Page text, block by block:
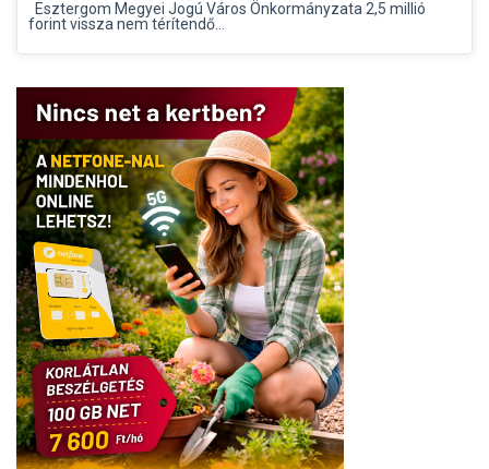
Esztergom Megyei Jogú Város Önkormányzata 2,5 millió
forint vissza nem térítendő...